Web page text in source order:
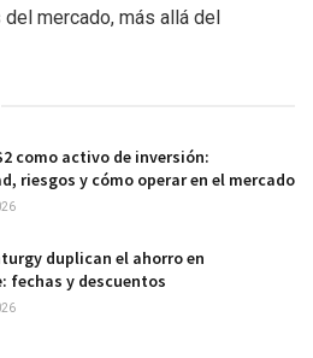
mercado, más allá del
como activo de inversión:
riesgos y cómo operar en el mercado
duplican el ahorro en
fechas y descuentos